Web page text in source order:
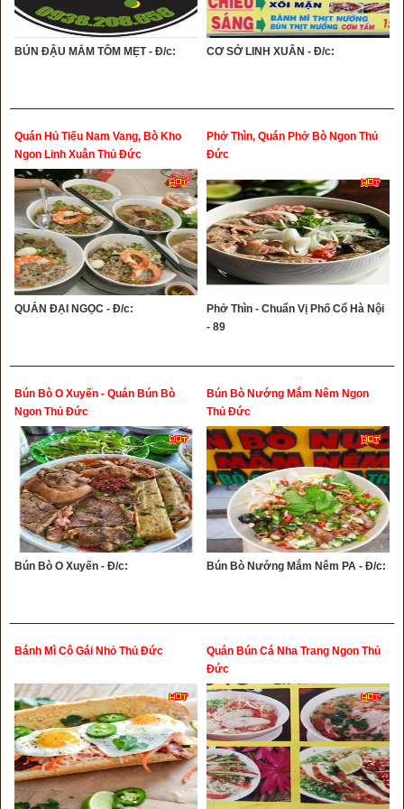
BÚN ĐẬU MẮM TÔM MẸT - Đ/c: CƠ SỞ LINH XUÂN - Đ/c:
Quán Hủ Tiếu Nam Vang, Bò Kho
Ngon Linh Xuân Thủ Đức
QUÁN ĐẠI NGỌC - Đ/c:
Phở Thìn, Quán Phở Bò Ngon Thủ
Đức
Phở Thìn - Chuẩn Vị Phố Cổ Hà Nội
- 89
Bún Bò O Xuyến - Quán Bún Bò
Ngon Thủ Đức
Bún Bò O Xuyến - Đ/c:
Bún Bò Nướng Mắm Nêm Ngon
Thủ Đức
Bún Bò Nướng Mắm Nêm PA - Đ/c:
Bánh Mì Cô Gái Nhỏ Thủ Đức
Quán Bún Cá Nha Trang Ngon Thủ
Đức